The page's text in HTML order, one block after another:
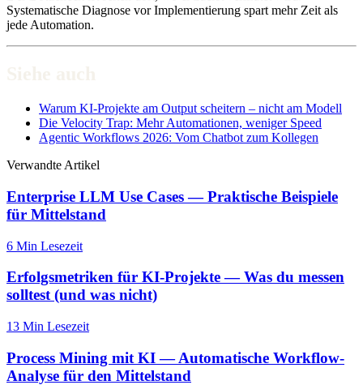
Systematische Diagnose vor Implementierung spart mehr Zeit als
jede Automation.
Warum KI-Projekte am Output scheitern – nicht am Modell
Die Velocity Trap: Mehr Automationen, weniger Speed
Agentic Workflows 2026: Vom Chatbot zum Kollegen
Verwandte Artikel
Enterprise LLM Use Cases — Praktische Beispiele
für Mittelstand
6 Min Lesezeit
Erfolgsmetriken für KI-Projekte — Was du messen
solltest (und was nicht)
13 Min Lesezeit
Process Mining mit KI — Automatische Workflow-
Analyse für den Mittelstand